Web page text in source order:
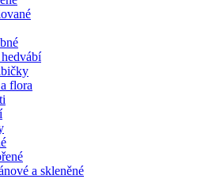
flora
a skleněné